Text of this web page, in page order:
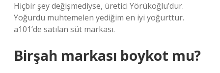
Hiçbir şey değişmediyse, üretici Yörükoğlu’dur.
Yoğurdu muhtemelen yediğim en iyi yoğurttur.
a101’de satılan süt markası.
Birşah markası boykot mu?